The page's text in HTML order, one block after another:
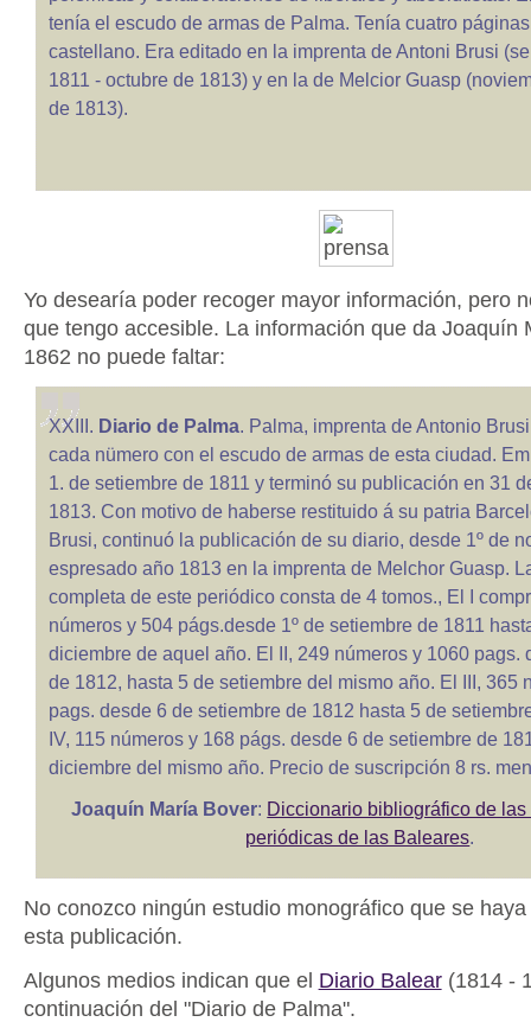
tenía el escudo de armas de Palma. Tenía cuatro
castellano. Era editado en la imprenta de Antoni Brusi
1811 - octubre de 1813) y en la de Melcior Guasp
de 1813).
Yo desearía poder recoger mayor información, pero
que tengo accesible. La información que da Joaquín
1862 no puede faltar:
XXIII. Diario de Palma. Palma, imprenta de Antonio
cada nümero con el escudo de armas de esta ciudad.
1. de setiembre de 1811 y terminó su publicación en 31
1813. Con motivo de haberse restituido á su patria
Brusi, continuó la publicación de su diario, desde 1º de
espresado año 1813 en la imprenta de Melchor Guasp.
completa de este periódico consta de 4 tomos., El I
números y 504 págs.desde 1º de setiembre de 1811
diciembre de aquel año. El II, 249 números y 1060 pags.
de 1812, hasta 5 de setiembre del mismo año. El III, 365
pags. desde 6 de setiembre de 1812 hasta 5 de
IV, 115 números y 168 págs. desde 6 de setiembre de
diciembre del mismo año. Precio de suscripción 8 rs.
Joaquín María Bover: Diccionario bibliográfico de
periódicas de las Baleares.
No conozco ningún estudio monográfico que se
esta publicación.
Algunos medios indican que el Diario Balear(1814 -
continuación del "Diario de Palma".